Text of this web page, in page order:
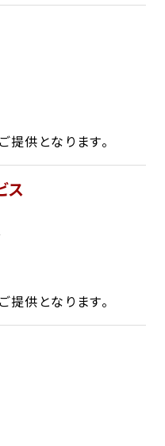
提供となります。
ス
提供となります。